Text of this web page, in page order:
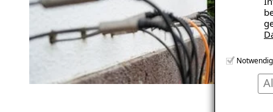
Notwendig